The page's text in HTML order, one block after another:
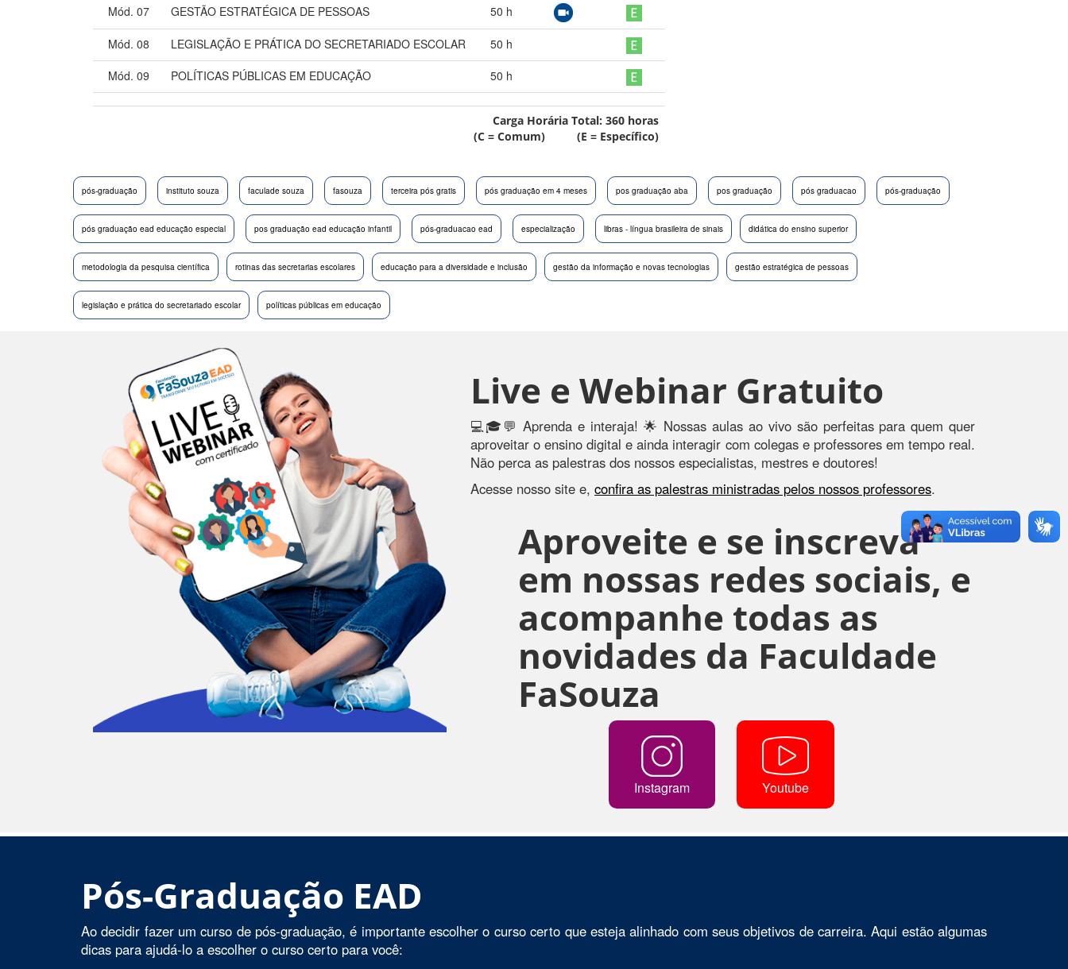
Mód. 07 GESTÃO ESTRATÉGICA DE PESSOAS 50 h
Mód. 08 LEGISLAÇÃO E PRÁTICA DO SECRETARIADO ESCOLAR 50 h
Mód. 09
POLÍTICAS PÚBLICAS EM EDUCAÇÃO 50 h
Carga Horária Total: 360 horas
(C = Comum) (E = Específico)
pós-graduação instituto souza faculade souza fasouza terceira pós gratis pós graduação em 4 meses pos graduação aba pos graduação pós graduacao pós-graduação
pós graduação ead educação especial pos graduação ead educação infantil pós-graduacao ead especialização libras - língua brasileira de sinais didática do ensino superior
metodologia da pesquisa científica rotinas das secretarias escolares educação para a diversidade e inclusão gestão da informação e novas tecnologias gestão estratégica de pessoas
legislação e prática do secretariado escolar políticas públicas em educação
Live e Webinar Gratuito
💻🎓💬 Aprenda e interaja! 🌟 Nossas aulas ao vivo são perfeitas para quem quer
aproveitar o ensino digital e ainda interagir com colegas e professores em tempo real.
Não perca as palestras dos nossos especialistas, mestres e doutores!
Acesse nosso site e, confira as palestras ministradas pelos nossos professores.
Aproveite e se inscreva
em nossas redes sociais, e
acompanhe todas as
novidades da Faculdade
FaSouza
Instagram Youtube
Pós-Graduação EAD
Ao decidir fazer um curso de pós-graduação, é importante escolher o curso certo que esteja alinhado com seus objetivos de carreira. Aqui estão algumas
dicas para ajudá-lo a escolher o curso certo para você: